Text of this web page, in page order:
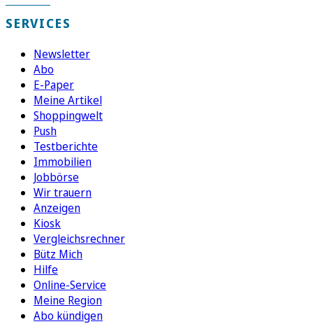
SERVICES
Newsletter
Abo
E-Paper
Meine Artikel
Shoppingwelt
Push
Testberichte
Immobilien
Jobbörse
Wir trauern
Anzeigen
Kiosk
Vergleichsrechner
Bütz Mich
Hilfe
Online-Service
Meine Region
Abo kündigen